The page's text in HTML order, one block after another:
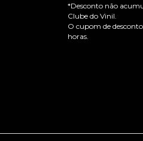
*Desconto não
Clube do Vinil.
O cupom de
horas.